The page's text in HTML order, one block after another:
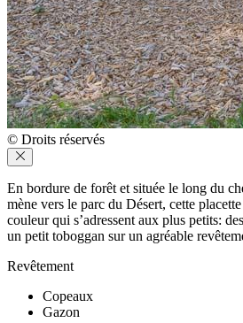
© Droits réservés
En bordure de forêt et située le long du
mène vers le parc du Désert, cette
couleur qui s’adressent aux plus petits:
un petit toboggan sur un agréable
Revêtement
Copeaux
Gazon